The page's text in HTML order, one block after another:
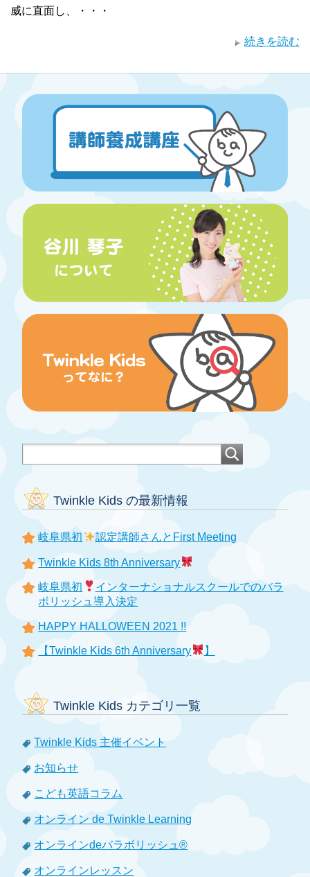
威に直面し、・・・
続きを読む
Twinkle Kids の最新情報
岐阜県初 認定講師さんとFirst Meeting
Twinkle Kids 8th Anniversary
岐阜県初
インターナショナルスクールでのバラ
ボリッシュ導入決定
HAPPY HALLOWEEN 2021 !!
【Twinkle Kids 6th Anniversary 】
Twinkle Kids カテゴリ一覧
Twinkle Kids 主催イベント
お知らせ
こども英語コラム
オンライン de Twinkle Learning
オンラインdeバラボリッシュ®
オンラインレッスン